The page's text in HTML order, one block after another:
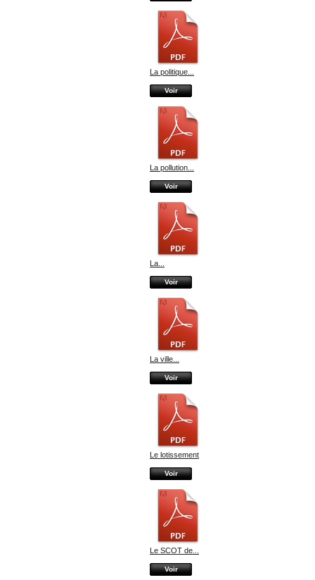
La politique...
Voir
La pollution...
Voir
La...
Voir
La ville...
Voir
Le lotissement
Voir
Le SCOT de...
Voir